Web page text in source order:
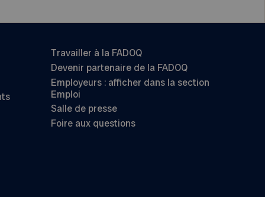
Travailler à la FADOQ
Devenir partenaire de la FADOQ
Employeurs : afficher dans la section
Emploi
Salle de presse
Foire aux questions